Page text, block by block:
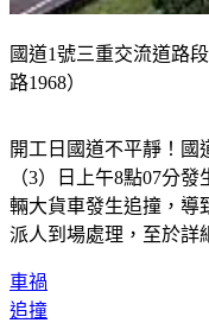
國道1號三重交流道路
路1968）
開工日國道不平靜！國
（3）日上午8點07分
輛大貨車發生追撞，導
派人到場處理，至於詳
車禍
追撞